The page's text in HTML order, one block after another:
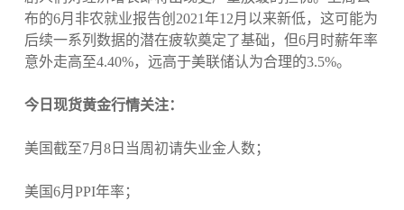
布的6月非农就业报告创2021年12月以来新低，这可能为
后续一系列数据的潜在疲软奠定了基础，但6月时薪年率
意外走高至4.40%，远高于美联储认为合理的3.5%。
今日现货黄金行情关注：
美国截至7月8日当周初请失业金人数；
美国6月PPI年率；